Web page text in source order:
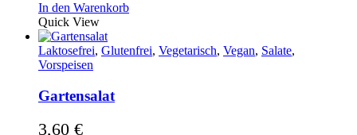
In den Warenkorb
Quick View
Laktosefrei, Glutenfrei, Vegetarisch, Vegan, Salate,
Vorspeisen
Gartensalat
3,60 €